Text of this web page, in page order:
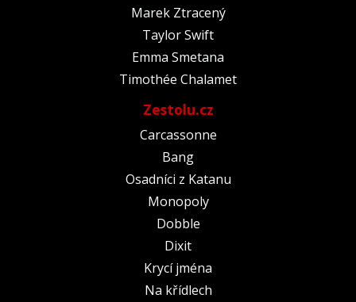
Marek Ztracený
Taylor Swift
Emma Smetana
Timothée Chalamet
Zestolu.cz
Carcassonne
Bang
Osadníci z Katanu
Monopoly
Dobble
Dixit
Krycí jména
Na křídlech